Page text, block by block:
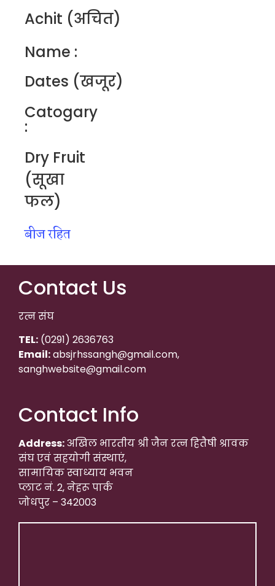
Achit (अचित)
Name :
Dates (खजूर)
Catogary
:
Dry Fruit
(सूखा
फल)
बीज रहित
Contact Us
रत्न संघ
TEL: (0291) 2636763
Email:absjrhssangh@gmail.com,
sanghwebsite@gmail.com
Contact Info
Address:अखिल भारतीय श्री जैन रत्न हितैषी श्रावक
संघ एवं सहयोगी संस्थाएं,
सामायिक स्वाध्याय भवन
प्लाट नं. 2, नेहरू पार्क
जोधपुर – 342003